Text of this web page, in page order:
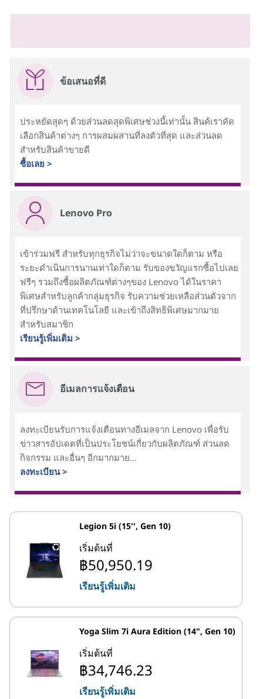
ข้อเสนอที่ดี
ประหยัดสุดๆ ด้วยส่วนลดสุดพิเศษช่วงนี้เท่านั้น สินค้เราคัด
เลือกสินค้าต่างๆ การผสมผสานที่ลงตัวที่สุด และส่วนลด
สำหรับสินค้าขายดี
ซื้อเลย >
Lenovo Pro
เข้าร่วมฟรี สำหรับทุกธุรกิจไม่ว่าจะขนาดใดก็ตาม หรือ
ระยะดำเนินการนานเท่าใดก็ตาม รับของขวัญแรกซื้อไปเลย
ฟรีๆ รวมถึงซื้อผลิตภัณฑ์ต่างๆของ Lenovo ได้ในราคา
พิเศษสำหรับลูกค้ากลุ่มธุรกิจ รับความช่วยเหลือส่วนตัวจาก
ที่ปรึกษาด้านเทคโนโลยี และเข้าถึงสิทธิพิเศษมากมาย
สำหรับสมาชิก
เรียนรู้เพิ่มเติม >
อีเมลการแจ้งเตือน
ลงทะเบียนรับการแจ้งเตือนทางอีเมลจาก Lenovo เพื่อรับ
ข่าวสารอัปเดตที่เป็นประโยชน์เกี่ยวกับผลิตภัณฑ์ ส่วนลด
กิจกรรม และอื่นๆ อีกมากมาย...
ลงทะเบียน >
Legion 5i (15'', Gen 10)
เริ่มต้นที่
฿50,950.19
เรียนรู้เพิ่มเติม
Yoga Slim 7i Aura Edition (14", Gen 10)
เริ่มต้นที่
฿34,746.23
เรียนรู้เพิ่มเติม